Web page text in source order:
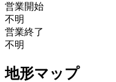
営業開始
不明
営業終了
不明
地形マップ